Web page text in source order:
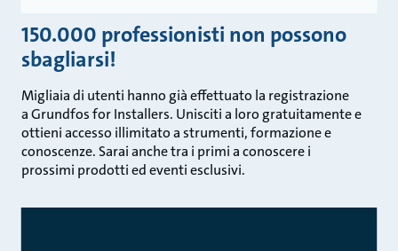
150.000 professionisti non possono
sbagliarsi!
Migliaia di utenti hanno già effettuato la registrazione
a Grundfos for Installers. Unisciti a loro gratuitamente e
ottieni accesso illimitato a strumenti, formazione e
conoscenze. Sarai anche tra i primi a conoscere i
prossimi prodotti ed eventi esclusivi.